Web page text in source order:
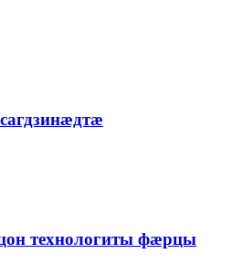
технологиты фæрцы